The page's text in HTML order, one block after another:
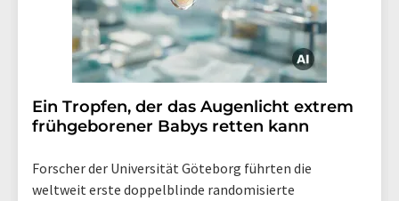
Ein Tropfen, der das Augenlicht extrem
frühgeborener Babys retten kann
Forscher der Universität Göteborg führten die
weltweit erste doppelblinde randomisierte